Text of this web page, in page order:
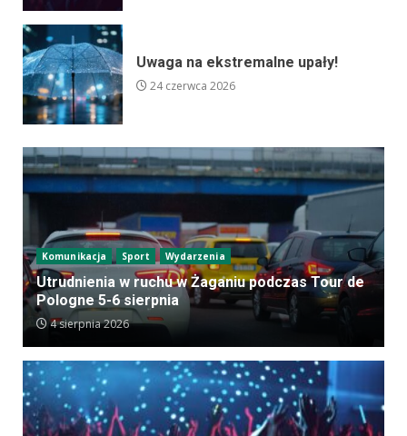
Uwaga na ekstremalne upały!
24 czerwca 2026
Komunikacja Sport Wydarzenia
Utrudnienia w ruchu w Żaganiu podczas Tour de
Pologne 5-6 sierpnia
4 sierpnia 2026